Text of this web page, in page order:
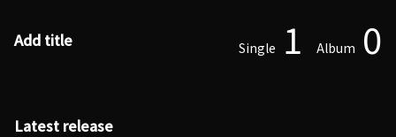
Add title Single 1 Album 0
Latest release